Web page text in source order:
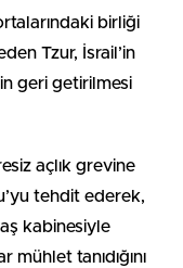
birliği
Tzur, İsrail’in
geri getirilmesi
açlık grevine
tehdit ederek,
kabinesiyle
tanıdığını